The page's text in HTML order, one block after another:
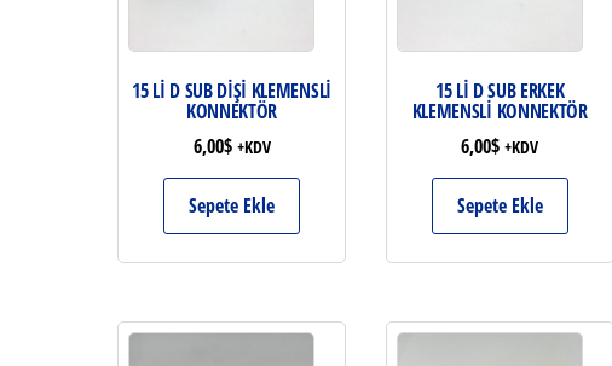
15 Lİ D SUB DİŞİ KLEMENSLİ
KONNEKTÖR
6,00$ +KDV
Sepete Ekle
15 Lİ D SUB ERKEK
KLEMENSLİ KONNEKTÖR
6,00$ +KDV
Sepete Ekle